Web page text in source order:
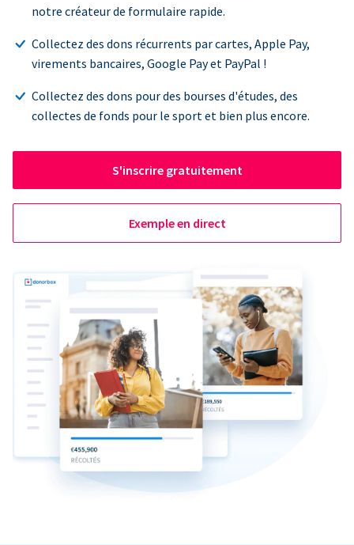
notre créateur de formulaire rapide.
Collectez des dons récurrents par cartes, Apple Pay,
virements bancaires, Google Pay et PayPal !
Collectez des dons pour des bourses d'études, des
collectes de fonds pour le sport et bien plus encore.
S'inscrire gratuitement
Exemple en direct